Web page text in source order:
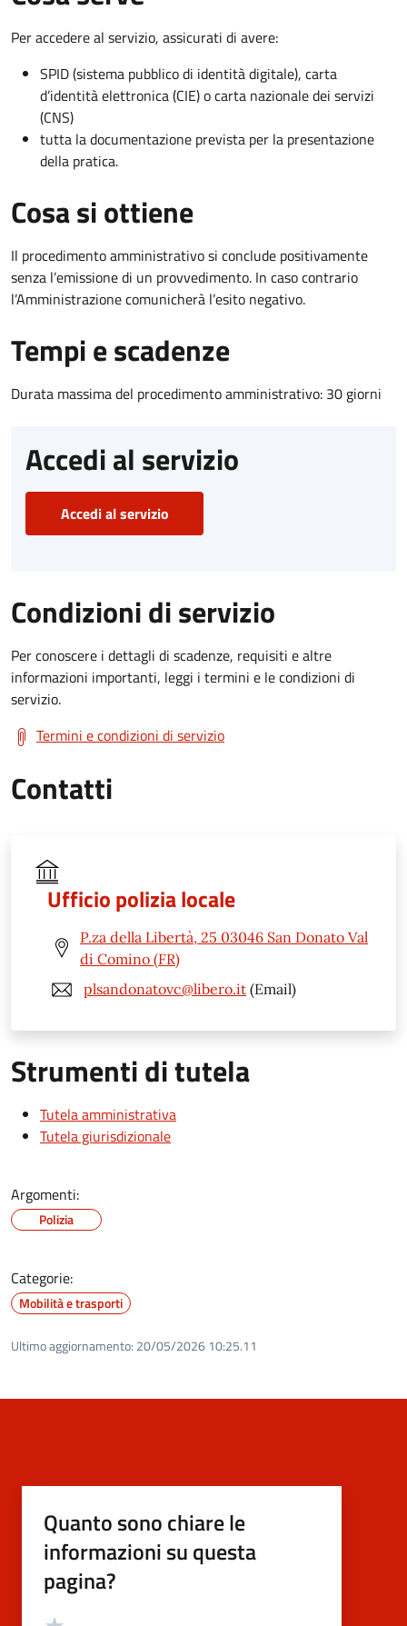
Per accedere al servizio, assicurati di avere:
SPID (sistema pubblico di identità digitale), carta
d’identità elettronica (CIE) o carta nazionale dei servizi
(CNS)
tutta la documentazione prevista per la presentazione
della pratica.
Cosa si ottiene
Il procedimento amministrativo si conclude positivamente
senza l’emissione di un provvedimento. In caso contrario
l’Amministrazione comunicherà l’esito negativo.
Tempi e scadenze
Durata massima del procedimento amministrativo: 30 giorni
Accedi al servizio
Accedi al servizio
Condizioni di servizio
Per conoscere i dettagli di scadenze, requisiti e altre
informazioni importanti, leggi i termini e le condizioni di
servizio.
Termini e condizioni di servizio
Contatti
Ufficio polizia locale
P.za della Libertà, 25 03046 San Donato Val
di Comino (FR)
plsandonatovc@libero.it (Email)
Strumenti di tutela
Tutela amministrativa
Tutela giurisdizionale
Argomenti:
Polizia
Categorie:
Mobilità e trasporti
Ultimo aggiornamento: 20/05/2026 10:25.11
Quanto sono chiare le
informazioni su questa
pagina?
Valutazione